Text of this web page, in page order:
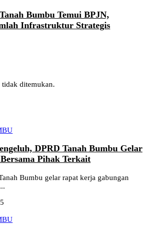
Bumbu Temui BPJN,
Infrastruktur Strategis
ditemukan.
DPRD Tanah Bumbu Gelar
Pihak Terkait
Bumbu gelar rapat kerja gabungan